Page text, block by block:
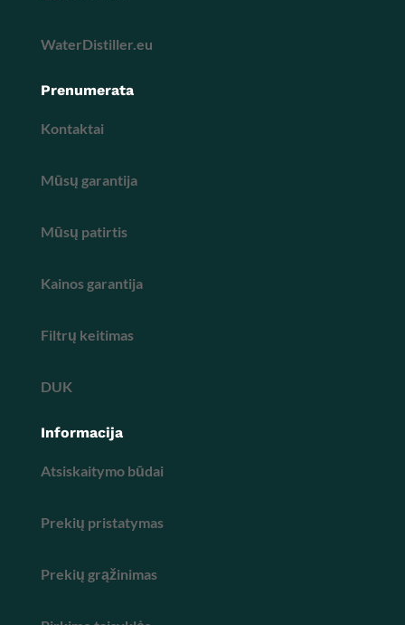
WaterDistiller.eu
Prenumerata
Kontaktai
Mūsų garantija
Mūsų patirtis
Kainos garantija
Filtrų keitimas
DUK
Informacija
Atsiskaitymo būdai
Prekių pristatymas
Prekių grąžinimas